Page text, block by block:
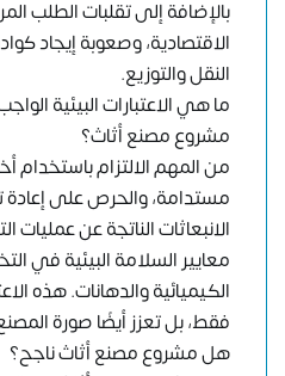
بالإضافة إلى تقلبات الطلب
الاقتصادية، وصعوبة إيجاد
النقل والتوزيع.
ما هي الاعتبارات البيئية
مشروع مصنع أثاث؟
من المهم الالتزام
مستدامة، والحرص على إعادة
الانبعاثات الناتجة عن عمليات
معايير السلامة البيئية في
الكيميائية والدهانات. هذه
فقط، بل تعزز أيضًا صورة
هل مشروع مصنع أثاث ناجح؟